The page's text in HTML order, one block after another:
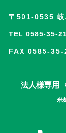
〒501-0535 岐
TEL 0585-35-
FAX 0585-35-
法人様専用
米